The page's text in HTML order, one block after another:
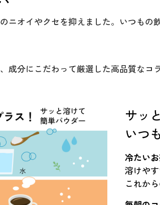
ニオイやクセを抑えました。いつもの
成分にこだわって厳選した高品質なコ
サッ
いつ
冷たい
溶けやす
これか